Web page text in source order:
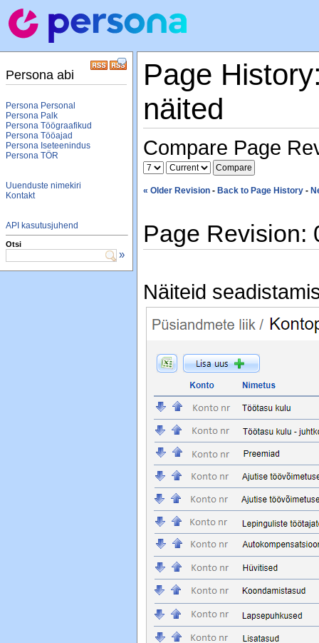
Persona abi
Persona Personal
Persona Palk
Persona Töögraafikud
Persona Tööajad
Persona Iseteenindus
Persona TÖR
Uuenduste nimekiri
Kontakt
API kasutusjuhend
Otsi
»
Page
näited
Compare Page
« Older Revision - Back to Page History -
Page Revision:
Näiteid